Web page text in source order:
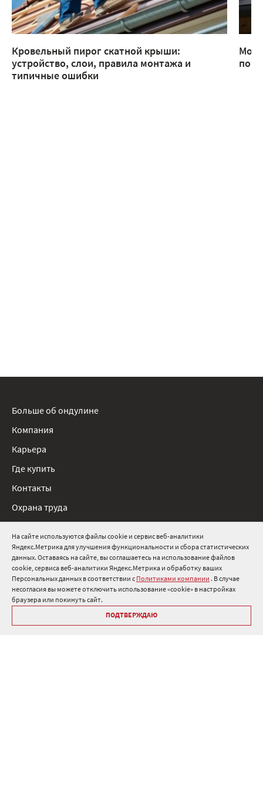
На сайте используются файлы cookie и сервис веб-аналитики
Яндекс.Метрика для улучшения функциональности и сбора статистических
данных. Оставаясь на сайте, вы соглашаетесь на использование файлов
cookie, сервиса веб-аналитики Яндекс.Метрика и обработку ваших
Персональных данных в соответствии с Политиками компании . В случае
несогласия вы можете отключить использование «cookie» в настройках
браузера или покинуть сайт.
ПОДТВЕРЖДАЮ
Кровельный пирог скатной крыши:
устройство, слои, правила монтажа и
типичные ошибки
8 800 511 91 82
info@onduline.ru
Россия Беларусь Казахстан
Больше об ондулине
Компания
Карьера
Где купить
Контакты
Охрана труда